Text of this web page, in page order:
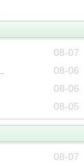
08-07
08-06
08-06
08-05
08-07